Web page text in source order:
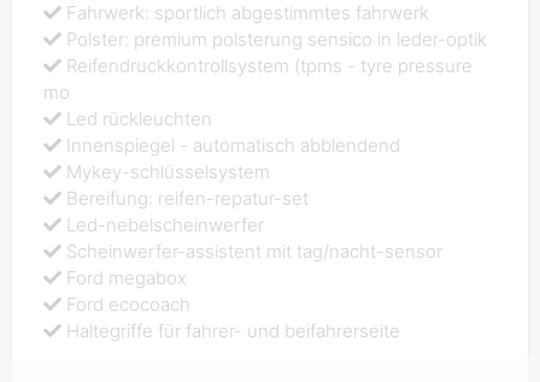
Fahrwerk: sportlich abgestimmtes fahrwerk
Polster: premium polsterung sensico in leder-optik
Reifendruckkontrollsystem (tpms - tyre pressure
mo
Led rückleuchten
Innenspiegel - automatisch abblendend
Mykey-schlüsselsystem
Bereifung: reifen-repatur-set
Led-nebelscheinwerfer
Scheinwerfer-assistent mit tag/nacht-sensor
Ford megabox
Ford ecocoach
Haltegriffe für fahrer- und beifahrerseite